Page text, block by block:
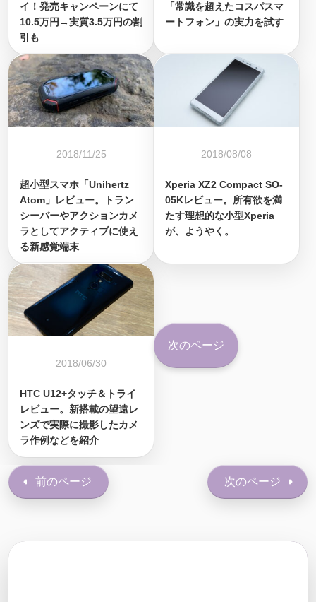
イ！発売キャンペーンにて
10.5万円→実質3.5万円の割
引も
「常識を超えたコスパスマ
ートフォン」の実力を試す
2018/11/25
超小型スマホ「Unihertz
Atom」レビュー。トラン
シーバーやアクションカメ
ラとしてアクティブに使え
る新感覚端末
2018/08/08
Xperia XZ2 Compact SO-
05Kレビュー。所有欲を満
たす理想的な小型Xperia
が、ようやく。
2018/06/30
HTC U12+タッチ＆トライ
レビュー。新搭載の望遠レ
ンズで実際に撮影したカメ
ラ作例などを紹介
次のページ
前のページ 次のページ